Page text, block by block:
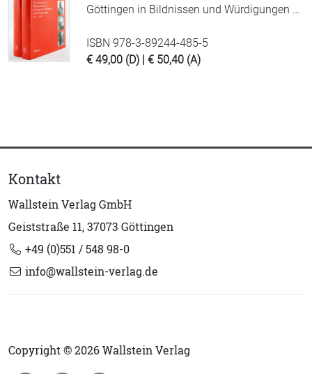
Göttingen in Bildnissen und Würdigungen …
ISBN 978-3-89244-485-5
€ 49,00 (D) | € 50,40 (A)
Kontakt
Wallstein Verlag GmbH
Geiststraße 11, 37073 Göttingen
+49 (0)551 / 548 98-0
info@wallstein-verlag.de
Copyright © 2026 Wallstein Verlag